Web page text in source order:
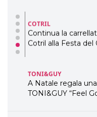
COTRIL
Continua la
Cotril alla Festa
TONI&GUY
A Natale regala
TONI&GUY “Feel